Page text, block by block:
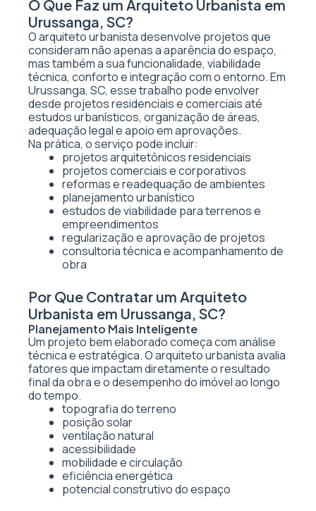
O Que Faz um Arquiteto Urbanista em
Urussanga, SC?
O arquiteto urbanista desenvolve projetos que
consideram não apenas a aparência do espaço,
mas também a sua funcionalidade, viabilidade
técnica, conforto e integração com o entorno. Em
Urussanga, SC, esse trabalho pode envolver
desde projetos residenciais e comerciais até
estudos urbanísticos, organização de áreas,
adequação legal e apoio em aprovações.
Na prática, o serviço pode incluir:
projetos arquitetônicos residenciais
projetos comerciais e corporativos
reformas e readequação de ambientes
planejamento urbanístico
estudos de viabilidade para terrenos e
empreendimentos
regularização e aprovação de projetos
consultoria técnica e acompanhamento de
obra
Por Que Contratar um Arquiteto
Urbanista em Urussanga, SC?
Planejamento Mais Inteligente
Um projeto bem elaborado começa com análise
técnica e estratégica. O arquiteto urbanista avalia
fatores que impactam diretamente o resultado
final da obra e o desempenho do imóvel ao longo
do tempo.
topografia do terreno
posição solar
ventilação natural
acessibilidade
mobilidade e circulação
eficiência energética
potencial construtivo do espaço